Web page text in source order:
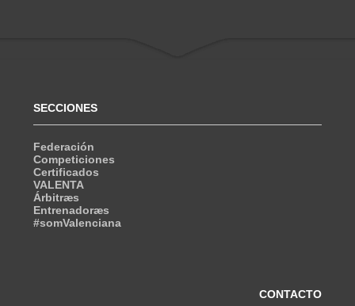
SECCIONES
Federación
Competiciones
Certificados
VALENTA
Árbitræs
Entrenadoræs
#somValenciana
CONTACTO